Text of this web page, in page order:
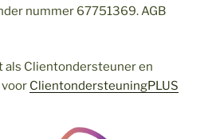
nummer 67751369. AGB
als Clientondersteuner en
ClientondersteuningPLUS